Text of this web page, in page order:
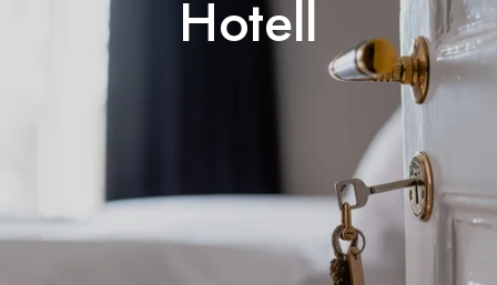
Hotell